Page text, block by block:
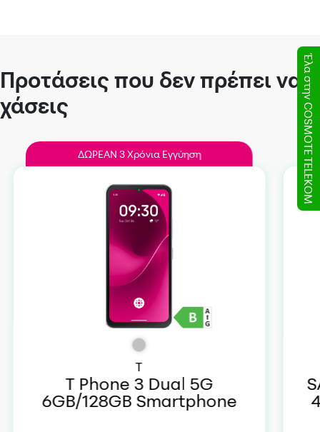
Προτάσεις που δεν πρέπει να
χάσεις
ΔΩΡEAN 3 Χρόνια Εγγύηση
T
T Phone 3 Dual 5G
6GB/128GB Smartphone
Έλα στην COSMOTE TELEKOM